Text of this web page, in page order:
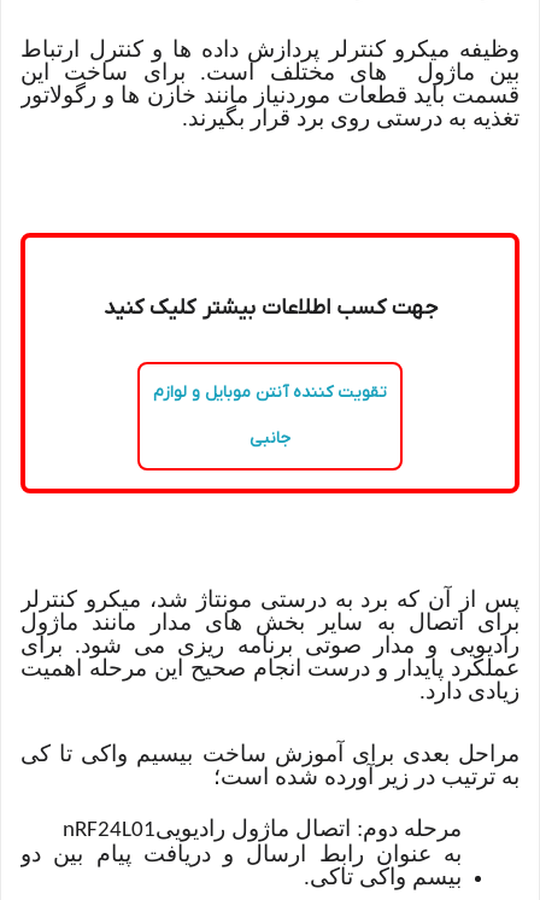
وظیفه میکرو کنترلر پردازش داده ها و کنترل ارتباط
بین ماژول های مختلف است. برای ساخت این
قسمت باید قطعات موردنیاز مانند خازن ها و رگولاتور
تغذیه به درستی روی برد قرار بگیرند.
جهت کسب اطلاعات بیشتر کلیک کنید
تقویت کننده آنتن موبایل و لوازم
جانبی
پس از آن که برد به درستی مونتاژ شد، میکرو کنترلر
برای اتصال به سایر بخش های مدار مانند ماژول
رادیویی و مدار صوتی برنامه ریزی می شود. برای
عملکرد پایدار و درست انجام صحیح این مرحله اهمیت
زیادی دارد.
مراحل بعدی برای آموزش ساخت بیسیم واکی تا کی
به ترتیب در زیر آورده شده است؛
مرحله دوم: اتصال ماژول رادیوییnRF24L01
به عنوان رابط ارسال و دریافت پیام بین دو
بیسم واکی تاکی.